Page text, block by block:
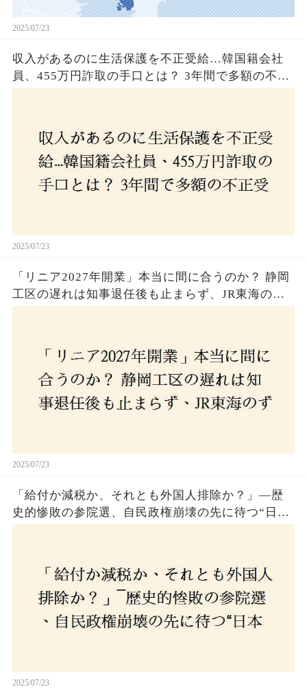
2025/07/23
収入があるのに生活保護を不正受給…韓国籍会社
員、455万円詐取の手口とは？ 3年間で多額の不正
2025/07/23
「リニア2027年開業」本当に間に合うのか？ 静岡
工区の遅れは知事退任後も止まらず、JR東海のず
2025/07/23
「給付か減税か、それとも外国人排除か？」―歴
史的惨敗の参院選、自民政権崩壊の先に待つ“日本
2025/07/23